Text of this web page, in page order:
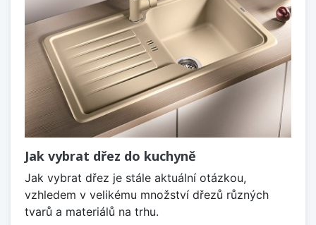
Jak vybrat dřez do kuchyně
Jak vybrat dřez je stále aktuální otázkou,
vzhledem v velikému množství dřezů různých
tvarů a materiálů na trhu.